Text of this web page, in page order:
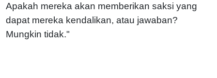
Apakah mereka akan memberikan saksi yang
dapat mereka kendalikan, atau jawaban?
Mungkin tidak."